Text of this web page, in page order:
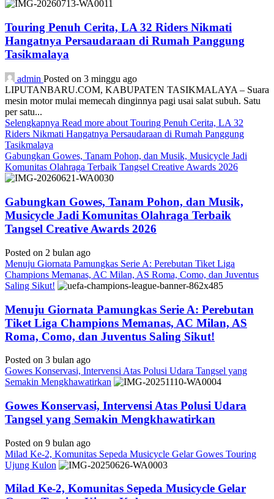
Touring Penuh Cerita, LA 32 Riders Nikmati
Hangatnya Persaudaraan di Rumah Panggung
Tasikmalaya
admin Posted on 3 minggu ago
LIPUTANBARU.COM, KABUPATEN TASIKMALAYA – Suara
mesin motor mulai memecah dinginnya pagi usai salat subuh. Satu
per satu...
Selengkapnya Read more about Touring Penuh Cerita, LA 32
Riders Nikmati Hangatnya Persaudaraan di Rumah Panggung
Tasikmalaya
Gabungkan Gowes, Tanam Pohon, dan Musik, Musicycle Jadi
Komunitas Olahraga Terbaik Tangsel Creative Awards 2026
Gabungkan Gowes, Tanam Pohon, dan Musik,
Musicycle Jadi Komunitas Olahraga Terbaik
Tangsel Creative Awards 2026
Posted on 2 bulan ago
Menuju Giornata Pamungkas Serie A: Perebutan Tiket Liga
Champions Memanas, AC Milan, AS Roma, Como, dan Juventus
Saling Sikut!
Menuju Giornata Pamungkas Serie A: Perebutan
Tiket Liga Champions Memanas, AC Milan, AS
Roma, Como, dan Juventus Saling Sikut!
Posted on 3 bulan ago
Gowes Konservasi, Intervensi Atas Polusi Udara Tangsel yang
Semakin Mengkhawatirkan
Gowes Konservasi, Intervensi Atas Polusi Udara
Tangsel yang Semakin Mengkhawatirkan
Posted on 9 bulan ago
Milad Ke-2, Komunitas Sepeda Musicycle Gelar Gowes Touring
Ujung Kulon
Milad Ke-2, Komunitas Sepeda Musicycle Gelar